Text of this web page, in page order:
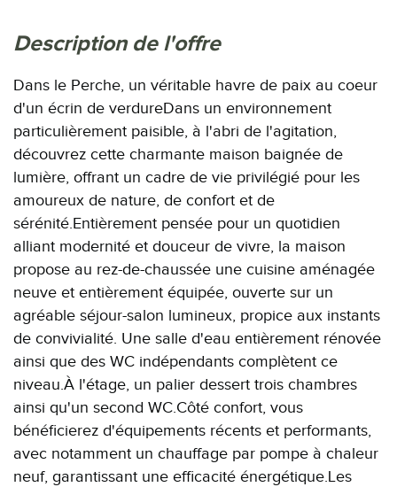
description de l'offre
Dans le Perche, un véritable havre de paix au coeur
d'un écrin de verdureDans un environnement
particulièrement paisible, à l'abri de l'agitation,
découvrez cette charmante maison baignée de
lumière, offrant un cadre de vie privilégié pour les
amoureux de nature, de confort et de
sérénité.Entièrement pensée pour un quotidien
alliant modernité et douceur de vivre, la maison
propose au rez-de-chaussée une cuisine aménagée
neuve et entièrement équipée, ouverte sur un
agréable séjour-salon lumineux, propice aux instants
de convivialité. Une salle d'eau entièrement rénovée
ainsi que des WC indépendants complètent ce
niveau.À l'étage, un palier dessert trois chambres
ainsi qu'un second WC.Côté confort, vous
bénéficierez d'équipements récents et performants,
avec notamment un chauffage par pompe à chaleur
neuf, garantissant une efficacité énergétique.Les